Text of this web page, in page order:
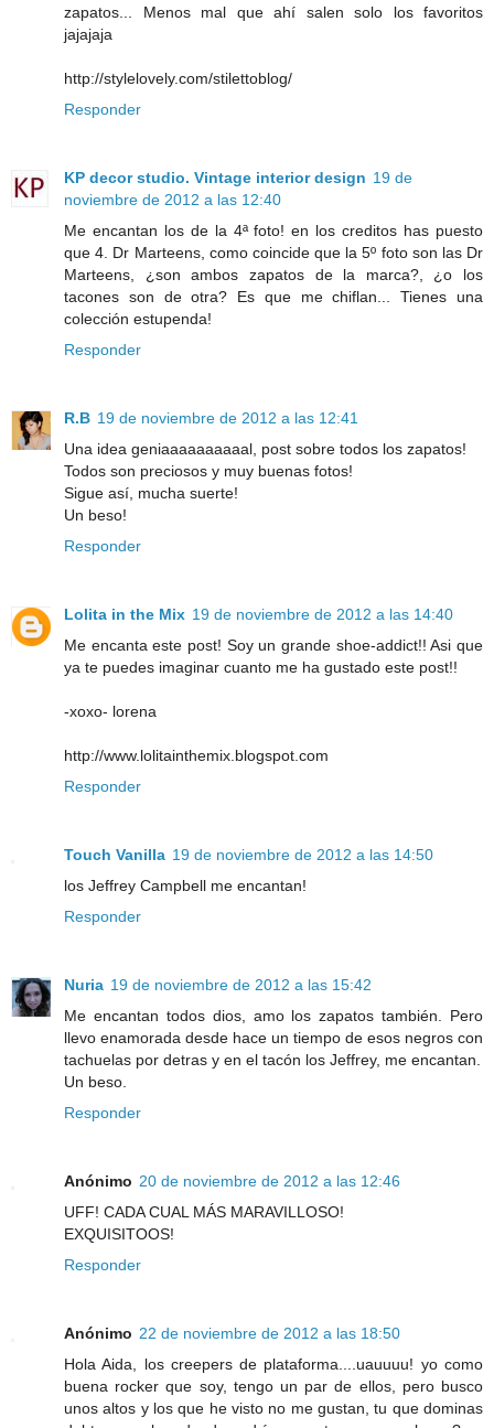
zapatos... Menos mal que ahí salen solo los favoritos
jajajaja
http://stylelovely.com/stilettoblog/
Responder
KP decor studio. Vintage interior design 19 de
noviembre de 2012 a las 12:40
Me encantan los de la 4ª foto! en los creditos has puesto
que 4. Dr Marteens, como coincide que la 5º foto son las Dr
Marteens, ¿son ambos zapatos de la marca?, ¿o los
tacones son de otra? Es que me chiflan... Tienes una
colección estupenda!
Responder
R.B 19 de noviembre de 2012 a las 12:41
Una idea geniaaaaaaaaaal, post sobre todos los zapatos!
Todos son preciosos y muy buenas fotos!
Sigue así, mucha suerte!
Un beso!
Responder
Lolita in the Mix 19 de noviembre de 2012 a las 14:40
Me encanta este post! Soy un grande shoe-addict!! Asi que
ya te puedes imaginar cuanto me ha gustado este post!!
-xoxo- lorena
http://www.lolitainthemix.blogspot.com
Responder
Touch Vanilla 19 de noviembre de 2012 a las 14:50
los Jeffrey Campbell me encantan!
Responder
Nuria 19 de noviembre de 2012 a las 15:42
Me encantan todos dios, amo los zapatos también. Pero
llevo enamorada desde hace un tiempo de esos negros con
tachuelas por detras y en el tacón los Jeffrey, me encantan.
Un beso.
Responder
Anónimo 20 de noviembre de 2012 a las 12:46
UFF! CADA CUAL MÁS MARAVILLOSO!
EXQUISITOOS!
Responder
Anónimo 22 de noviembre de 2012 a las 18:50
Hola Aida, los creepers de plataforma....uauuuu! yo como
buena rocker que soy, tengo un par de ellos, pero busco
unos altos y los que he visto no me gustan, tu que dominas